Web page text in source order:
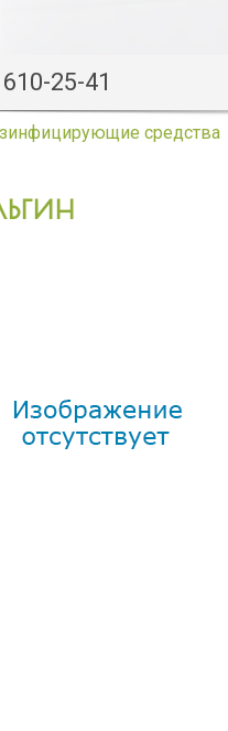
25-41
средства